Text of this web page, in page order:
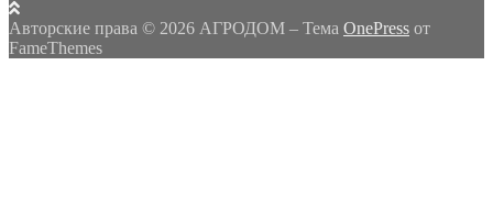
Авторские права © 2026 АГРОДОМ – Тема OnePress от
FameThemes